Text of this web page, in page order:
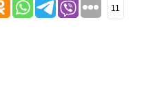
11